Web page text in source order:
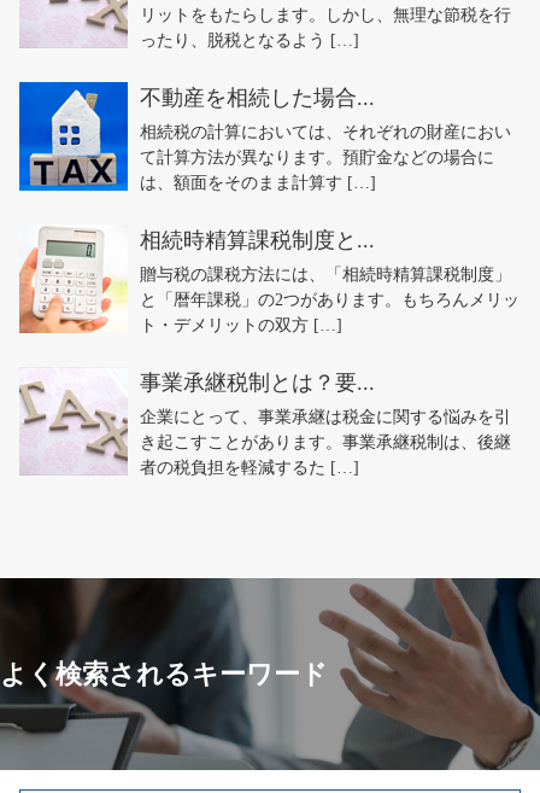
リットをもたらします。しかし、無理な節税を行
ったり、脱税となるよう […]
不動産を相続した場合...
相続税の計算においては、それぞれの財産におい
て計算方法が異なります。預貯金などの場合に
は、額面をそのまま計算す […]
相続時精算課税制度と...
贈与税の課税方法には、「相続時精算課税制度」
と「暦年課税」の2つがあります。もちろんメリッ
ト・デメリットの双方 […]
事業承継税制とは？要...
企業にとって、事業承継は税金に関する悩みを引
き起こすことがあります。事業承継税制は、後継
者の税負担を軽減するた […]
よく検索されるキーワード